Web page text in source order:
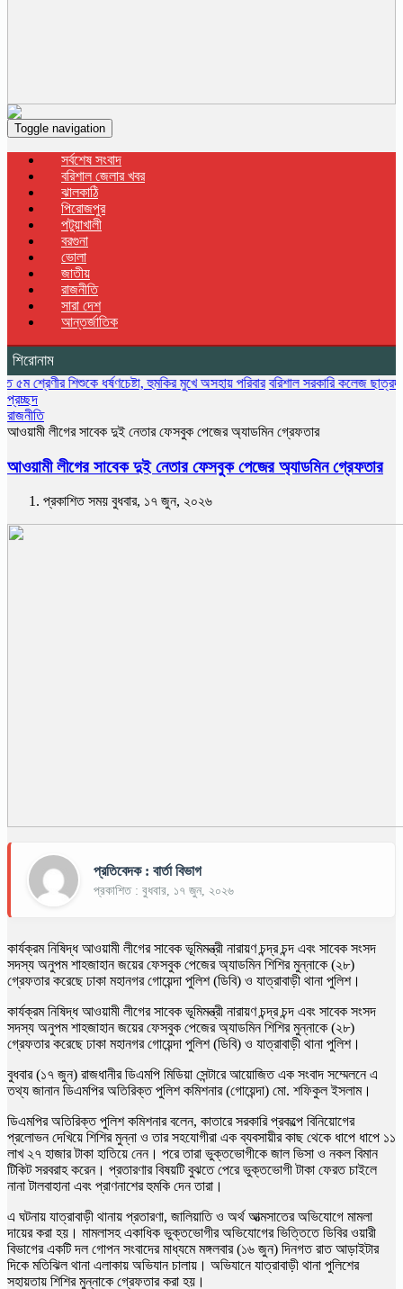
Toggle navigation
সর্বশেষ সংবাদ
বরিশাল জেলার খবর
ঝালকাঠি
পিরোজপুর
পটুয়াখালী
বরগুনা
ভোলা
জাতীয়
রাজনীতি
সারা দেশ
আন্তর্জাতিক
শিরোনাম
শিশুকে ধর্ষণচেষ্টা, হুমকির মুখে অসহায় পরিবার বরিশাল সরকারি কলেজ ছাত্রদলের
প্রচ্ছদ
রাজনীতি
আওয়ামী লীগের সাবেক দুই নেতার ফেসবুক পেজের অ্যাডমিন গ্রেফতার
আওয়ামী লীগের সাবেক দুই নেতার ফেসবুক পেজের অ্যাডমিন গ্রেফতার
প্রকাশিত সময় বুধবার, ১৭ জুন, ২০২৬
প্রতিবেদক : বার্তা বিভাগ
প্রকাশিত : বুধবার, ১৭ জুন, ২০২৬
কার্যক্রম নিষিদ্ধ আওয়ামী লীগের সাবেক ভূমিমন্ত্রী নারায়ণ চন্দ্র চন্দ এবং সাবেক সংসদ
সদস্য অনুপম শাহজাহান জয়ের ফেসবুক পেজের অ্যাডমিন শিশির মুন্নাকে (২৮)
গ্রেফতার করেছে ঢাকা মহানগর গোয়েন্দা পুলিশ (ডিবি) ও যাত্রাবাড়ী থানা পুলিশ।
কার্যক্রম নিষিদ্ধ আওয়ামী লীগের সাবেক ভূমিমন্ত্রী নারায়ণ চন্দ্র চন্দ এবং সাবেক সংসদ
সদস্য অনুপম শাহজাহান জয়ের ফেসবুক পেজের অ্যাডমিন শিশির মুন্নাকে (২৮)
গ্রেফতার করেছে ঢাকা মহানগর গোয়েন্দা পুলিশ (ডিবি) ও যাত্রাবাড়ী থানা পুলিশ।
বুধবার (১৭ জুন) রাজধানীর ডিএমপি মিডিয়া সেন্টারে আয়োজিত এক সংবাদ সম্মেলনে এ
তথ্য জানান ডিএমপির অতিরিক্ত পুলিশ কমিশনার (গোয়েন্দা) মো. শফিকুল ইসলাম।
ডিএমপির অতিরিক্ত পুলিশ কমিশনার বলেন, কাতারে সরকারি প্রকল্পে বিনিয়োগের
প্রলোভন দেখিয়ে শিশির মুন্না ও তার সহযোগীরা এক ব্যবসায়ীর কাছ থেকে ধাপে ধাপে ১১
লাখ ২৭ হাজার টাকা হাতিয়ে নেন। পরে তারা ভুক্তভোগীকে জাল ভিসা ও নকল বিমান
টিকিট সরবরাহ করেন। প্রতারণার বিষয়টি বুঝতে পেরে ভুক্তভোগী টাকা ফেরত চাইলে
নানা টালবাহানা এবং প্রাণনাশের হুমকি দেন তারা।
এ ঘটনায় যাত্রাবাড়ী থানায় প্রতারণা, জালিয়াতি ও অর্থ আত্মসাতের অভিযোগে মামলা
দায়ের করা হয়। মামলাসহ একাধিক ভুক্তভোগীর অভিযোগের ভিত্তিতে ডিবির ওয়ারী
বিভাগের একটি দল গোপন সংবাদের মাধ্যমে মঙ্গলবার (১৬ জুন) দিনগত রাত আড়াইটার
দিকে মতিঝিল থানা এলাকায় অভিযান চালায়। অভিযানে যাত্রাবাড়ী থানা পুলিশের
সহায়তায় শিশির মুন্নাকে গ্রেফতার করা হয়।